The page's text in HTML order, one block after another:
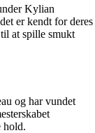
Kylian
er kendt for deres
at spille smukt
og har vundet
hold.